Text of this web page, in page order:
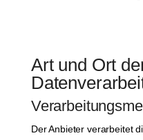
Art und Ort
Der Anbieter verarbeitet